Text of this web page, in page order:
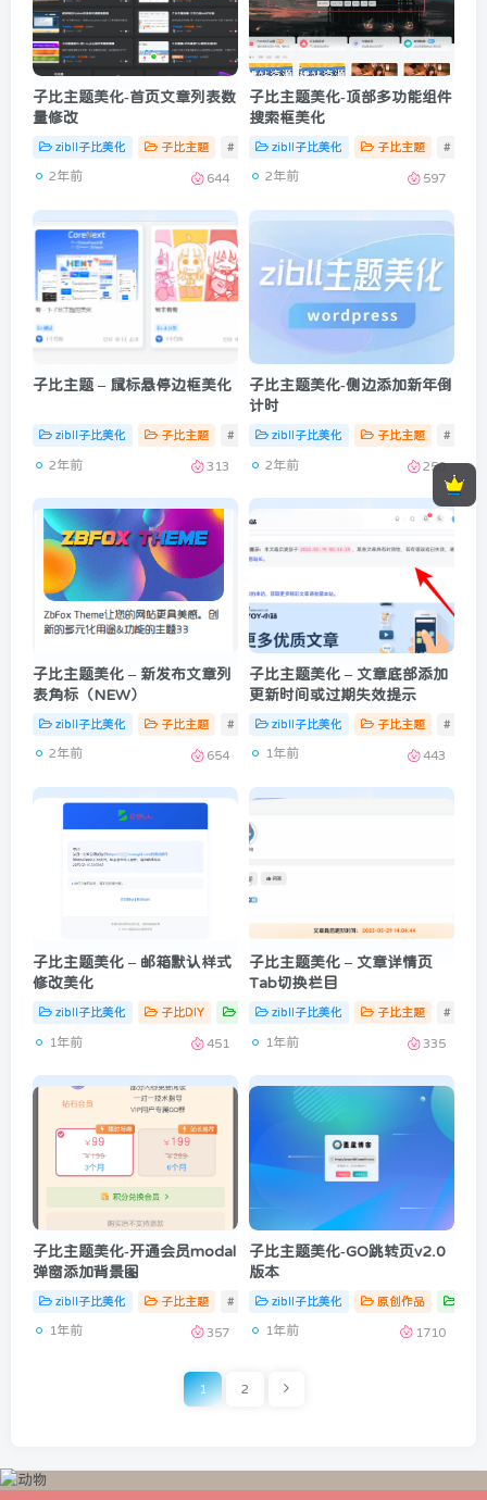
子比主题美化-首页文章列表数
量修改
zibll子比美化 子比主题 # zibll美化
2年前 644
子比主题美化-顶部多功能组件
搜索框美化
zibll子比美化 子比主题 # zibll
2年前 597
子比主题 – 鼠标悬停边框美化
zibll子比美化 子比主题 # zibll
2年前 313
子比主题美化-侧边添加新年倒
计时
zibll子比美化 子比主题 # zibll
2年前 250
子比主题美化 – 新发布文章列
表角标（NEW）
zibll子比美化 子比主题 # zibll
2年前 654
子比主题美化 – 文章底部添加
更新时间或过期失效提示
zibll子比美化 子比主题 # zibll
1年前 443
子比主题美化 – 邮箱默认样式
修改美化
zibll子比美化 子比DIY 子比主题 # zibll # 子比美化 # 墨星博
1年前 451
子比主题美化 – 文章详情页
Tab切换栏目
zibll子比美化 子比主题 # zibll
1年前 335
子比主题美化-开通会员modal
弹窗添加背景图
zibll子比美化 子比主题 # zibll # 子比主题 # 开通会员
1年前 357
子比主题美化-GO跳转页v2.0
版本
zibll子比美化 原创作品
1年前 1710
1 2